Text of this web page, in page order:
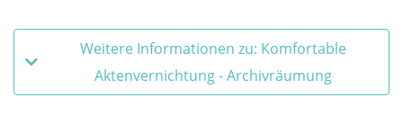
Weitere Informationen zu: Komfortable
Aktenvernichtung - Archivräumung